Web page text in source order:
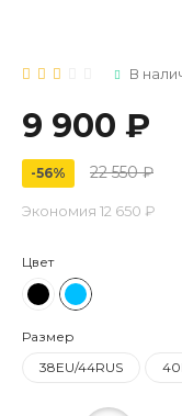
В
9 900 ₽
-56% 22 550 ₽
Экономия 12 650 ₽
Цвет
Размер
38EU/44RUS